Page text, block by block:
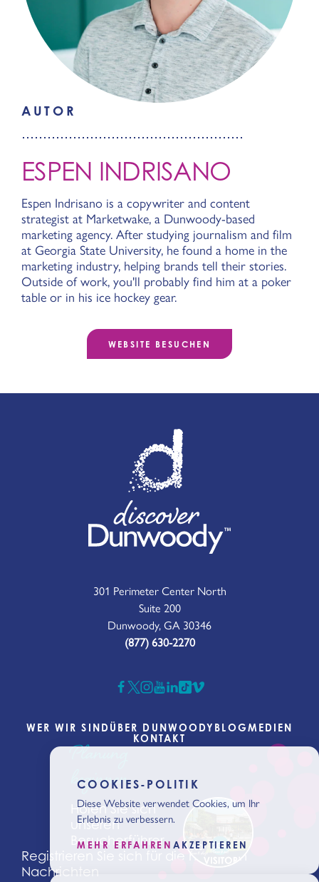
AUTOR
ESPEN INDRISANO
Espen Indrisano is a copywriter and content
strategist at Marketwake, a Dunwoody-based
marketing agency. After studying journalism and film
at Georgia State University, he found a home in the
marketing industry, helping brands tell their stories.
Outside of work, you'll probably find him at a poker
table or in his ice hockey gear.
WEBSITE BESUCHEN
301 Perimeter Center North
Suite 200
Dunwoody, GA 30346
(877) 630-2270
WER WIR SIND ÜBER DUNWOODY BLOGMEDIEN
KONTAKT
Planung
beginnen
Holen Sie sich
unseren
Besucherführer
Registrieren Sie sich für die neuesten
Nachrichten
COOKIES-POLITIK
Diese Website verwendet Cookies, um Ihr
Erlebnis zu verbessern.
MEHR ERFAHREN AKZEPTIEREN